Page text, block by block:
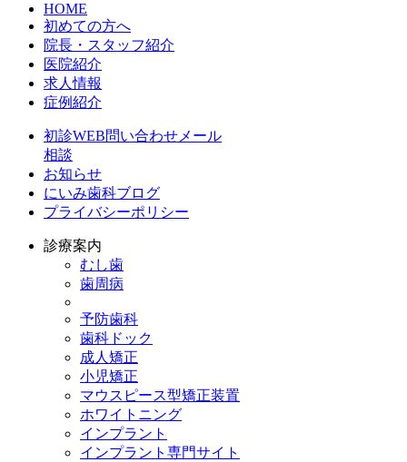
HOME
初めての方へ
院長・スタッフ紹介
医院紹介
求人情報
症例紹介
初診WEB問い合わせメール
相談
お知らせ
にいみ歯科ブログ
プライバシーポリシー
診療案内
むし歯
歯周病
予防歯科
歯科ドック
成人矯正
小児矯正
マウスピース型矯正装置
ホワイトニング
インプラント
インプラント専門サイト